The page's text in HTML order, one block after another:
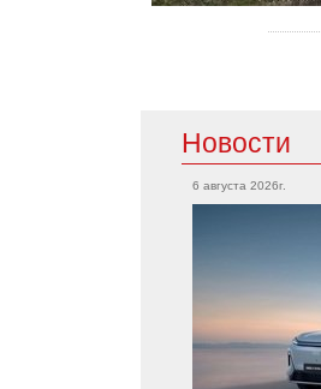
Новости
6 августа 2026г.